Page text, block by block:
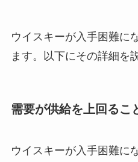
ウイスキーが入手困難に
ます。以下にその詳細を
需要が供給を上回るこ
ウイスキーが入手困難に